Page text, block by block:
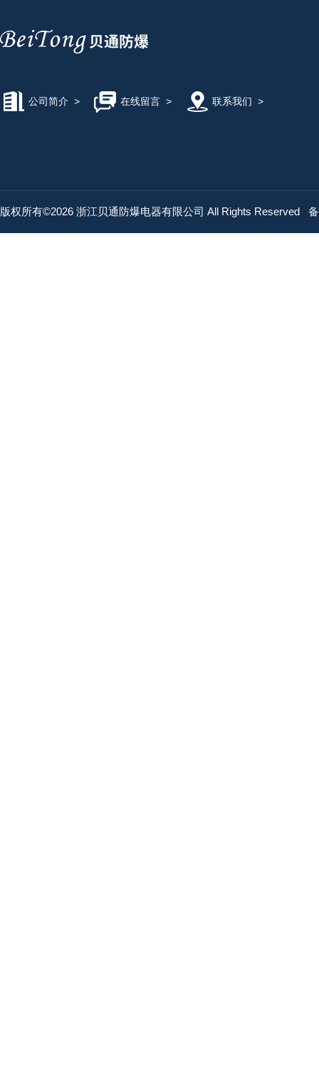
公司简介 > 在线留言> 联系我们 >
版权所有©2026 浙江贝通防爆电器有限公司 All Rights Reserved